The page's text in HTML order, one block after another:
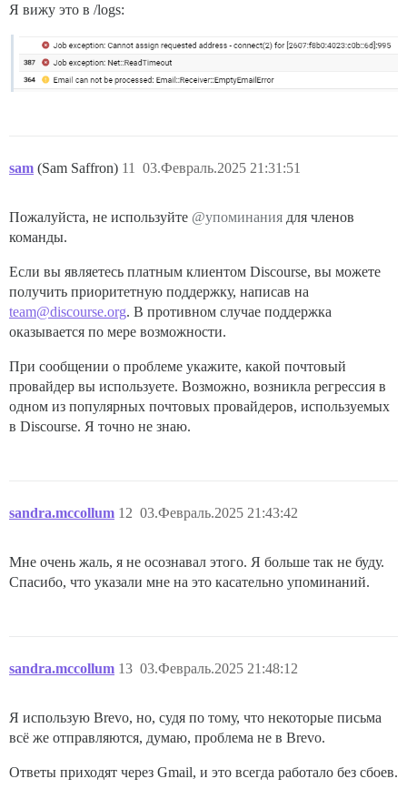
Я вижу это в /logs:
sam (Sam Saffron) 03.Февраль.2025 21:31:51
11
Пожалуйста, не используйте @упоминания для членов
команды.
Если вы являетесь платным клиентом Discourse, вы можете
получить приоритетную поддержку, написав на
team@discourse.org. В противном случае поддержка
оказывается по мере возможности.
При сообщении о проблеме укажите, какой почтовый
провайдер вы используете. Возможно, возникла регрессия в
одном из популярных почтовых провайдеров, используемых
в Discourse. Я точно не знаю.
sandra.mccollum 03.Февраль.2025 21:43:42
12
Мне очень жаль, я не осознавал этого. Я больше так не буду.
Спасибо, что указали мне на это касательно упоминаний.
sandra.mccollum 03.Февраль.2025 21:48:12
13
Я использую Brevo, но, судя по тому, что некоторые письма
всё же отправляются, думаю, проблема не в Brevo.
Ответы приходят через Gmail, и это всегда работало без сбоев.